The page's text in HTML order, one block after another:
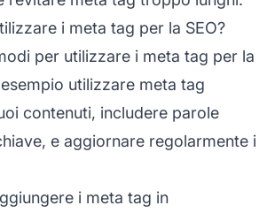
i meta tag per la SEO?
per utilizzare i meta tag per la
utilizzare meta tag
contenuti, includere parole
e aggiornare regolarmente i
i meta tag in